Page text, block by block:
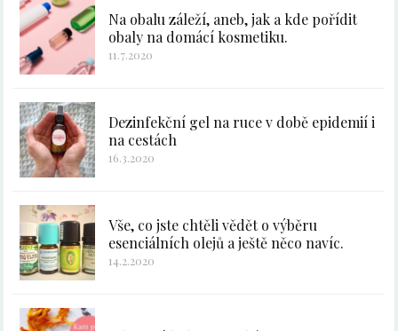
Na obalu záleží, aneb, jak a kde pořídit
obaly na domácí kosmetiku.
11.7.2020
Dezinfekční gel na ruce v době epidemií i
na cestách
16.3.2020
Vše, co jste chtěli vědět o výběru
esenciálních olejů a ještě něco navíc.
14.2.2020